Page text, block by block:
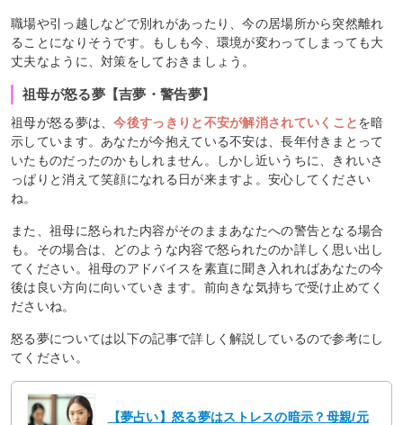
職場や引っ越しなどで別れがあったり、今の居場所から突然離れ
ることになりそうです。もしも今、環境が変わってしまっても大
丈夫なように、対策をしておきましょう。
祖母が怒る夢【吉夢・警告夢】
祖母が怒る夢は、今後すっきりと不安が解消されていくことを暗
示しています。あなたが今抱えている不安は、長年付きまとって
いたものだったのかもしれません。しかし近いうちに、きれいさ
っぱりと消えて笑顔になれる日が来ますよ。安心してください
ね。
また、祖母に怒られた内容がそのままあなたへの警告となる場合
も。その場合は、どのような内容で怒られたのか詳しく思い出し
てください。祖母のアドバイスを素直に聞き入れればあなたの今
後は良い方向に向いていきます。前向きな気持ちで受け止めてく
ださいね。
怒る夢については以下の記事で詳しく解説しているので参考にし
てください。
【夢占い】怒る夢はストレスの暗示？母親/元